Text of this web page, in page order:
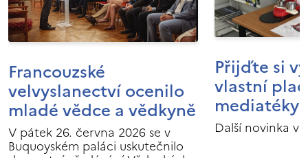
Francouzské
velvyslanectví ocenilo
mladé vědce a vědkyně
V pátek 26. června 2026 se v
Buquoyském paláci uskutečnilo
Přijďte si
vlastní
mediatéky
Další novinka v